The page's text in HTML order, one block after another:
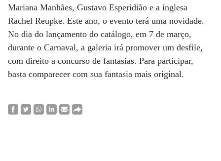
Mariana Manhães, Gustavo Esperidião e a inglesa
Rachel Reupke. Este ano, o evento terá uma novidade.
No dia do lançamento do catálogo, em 7 de março,
durante o Carnaval, a galeria irá promover um desfile,
com direito a concurso de fantasias. Para participar,
basta comparecer com sua fantasia mais original.